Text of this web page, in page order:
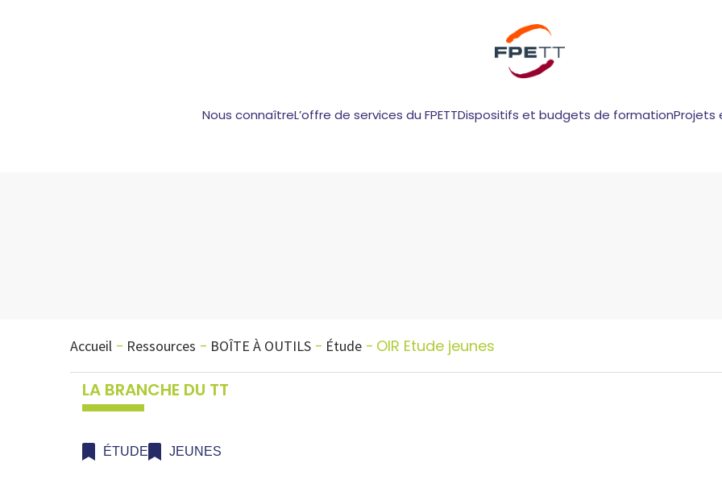
Nous connaîtreL’offre de services du FPETTDispositifs et budgets de formationProjets
Accueil Ressources BOÎTE À OUTILS Étude OIR Etude jeunes
LA BRANCHE DU TT
ÉTUDE JEUNES